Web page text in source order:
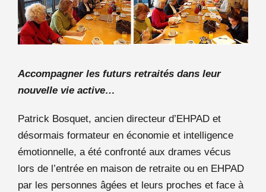
Accompagner les futurs retraités dans leur
nouvelle vie active…
Patrick Bosquet, ancien directeur d’EHPAD et
désormais formateur en économie et intelligence
émotionnelle, a été confronté aux drames vécus
lors de l’entrée en maison de retraite ou en EHPAD
par les personnes âgées et leurs proches et face à